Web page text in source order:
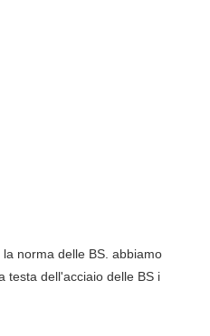
norma delle BS abbiamo
testa dell'acciaio delle BS i